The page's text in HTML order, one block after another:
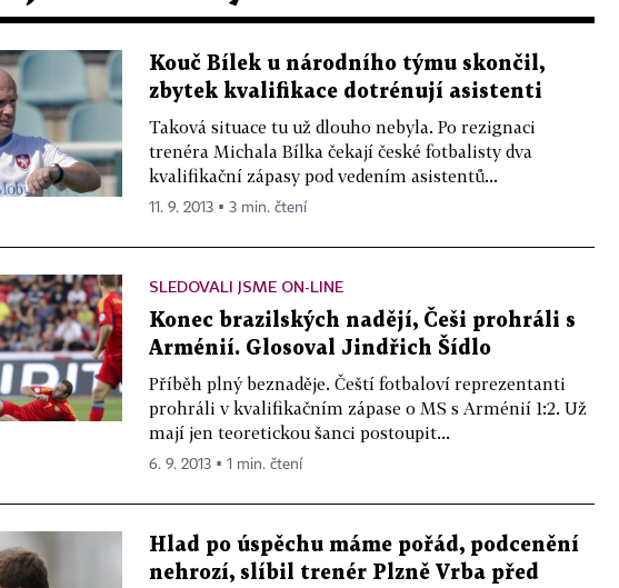
Kouč Bílek u národního týmu skončil,
zbytek kvalifikace dotrénují asistenti
Taková situace tu už dlouho nebyla. Po rezignaci
trenéra Michala Bílka čekají české fotbalisty dva
kvalifikační zápasy pod vedením asistentů...
11. 9. 2013 ▪ 3 min. čtení
SLEDOVALI JSME ON-LINE
Konec brazilských nadějí, Češi prohráli s
Arménií. Glosoval Jindřich Šídlo
Příběh plný beznaděje. Čeští fotbaloví reprezentanti
prohráli v kvalifikačním zápase o MS s Arménií 1:2. Už
mají jen teoretickou šanci postoupit...
6. 9. 2013 ▪ 1 min. čtení
Hlad po úspěchu máme pořád, podcenění
nehrozí, slíbil trenér Plzně Vrba před